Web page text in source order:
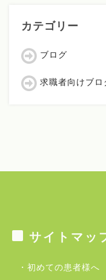
カテゴリー
ブログ
求職者向けブロ
サイトマッ
・初めての患者様へ